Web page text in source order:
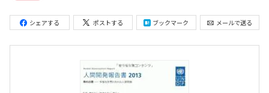
シェアする ポストする ブックマーク メールで送る